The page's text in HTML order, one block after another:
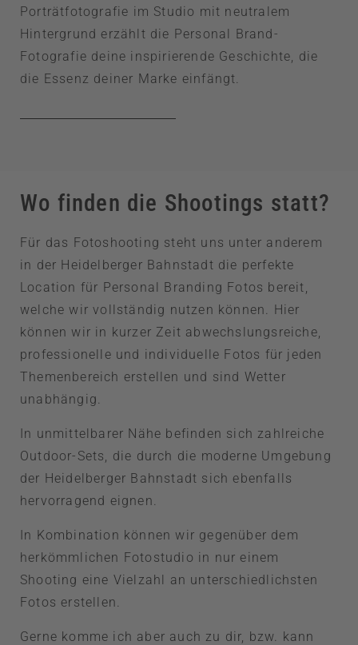
Porträtfotografie im Studio mit neutralem
Hintergrund erzählt die Personal Brand-
Fotografie deine inspirierende Geschichte, die
die Essenz deiner Marke einfängt.
Wo finden die Shootings statt?
Für das Fotoshooting steht uns unter anderem
in der Heidelberger Bahnstadt die perfekte
Location für Personal Branding Fotos bereit,
welche wir vollständig nutzen können. Hier
können wir in kurzer Zeit abwechslungsreiche,
professionelle und individuelle Fotos für jeden
Themenbereich erstellen und sind Wetter
unabhängig.
In unmittelbarer Nähe befinden sich zahlreiche
Outdoor-Sets, die durch die moderne Umgebung
der Heidelberger Bahnstadt sich ebenfalls
hervorragend eignen.
In Kombination können wir gegenüber dem
herkömmlichen Fotostudio in nur einem
Shooting eine Vielzahl an unterschiedlichsten
Fotos erstellen.
Gerne komme ich aber auch zu dir, bzw. kann